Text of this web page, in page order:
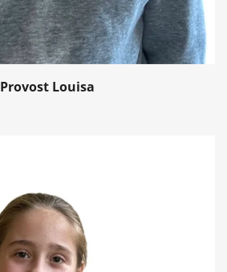
Provost Louisa